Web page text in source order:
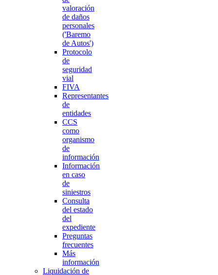
valoración
de daños
personales
('Baremo
de Autos')
Protocolo
de
seguridad
vial
FIVA
Representantes
de
entidades
CCS
como
organismo
de
información
Información
en caso
de
siniestros
Consulta
del estado
del
expediente
Preguntas
frecuentes
Más
información
Liquidación de